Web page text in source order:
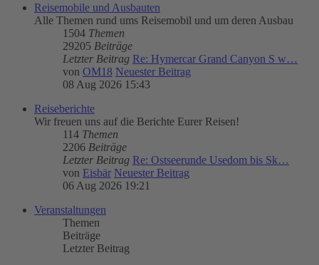
Reisemobile und Ausbauten
Alle Themen rund ums Reisemobil und um deren Ausbau
1504 Themen
29205 Beiträge
Letzter Beitrag Re: Hymercar Grand Canyon S w…
von OM18 Neuester Beitrag
08 Aug 2026 15:43
Reiseberichte
Wir freuen uns auf die Berichte Eurer Reisen!
114 Themen
2206 Beiträge
Letzter Beitrag Re: Ostseerunde Usedom bis Sk…
von Eisbär Neuester Beitrag
06 Aug 2026 19:21
Veranstaltungen
Themen
Beiträge
Letzter Beitrag